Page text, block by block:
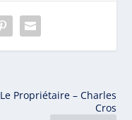
Le Propriétaire – Charles
Cros